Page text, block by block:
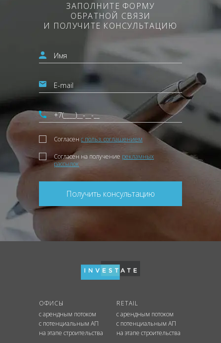
ЗАПОЛНИТЕ ФОРМУ
ОБРАТНОЙ СВЯЗИ
И ПОЛУЧИТЕ КОНСУЛЬТАЦИЮ
Согласен с польз. соглашением
Согласен на получение рекламных
рассылок
Получить консультацию
ОФИСЫ
с арендным потоком
с потенциальным АП
на этапе строительства
RETAIL
с арендным потоком
с потенциальным АП
на этапе строительства